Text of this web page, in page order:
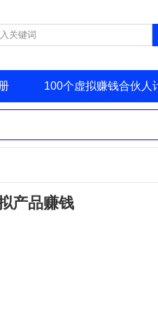
100个虚拟赚钱合伙人
产品赚钱